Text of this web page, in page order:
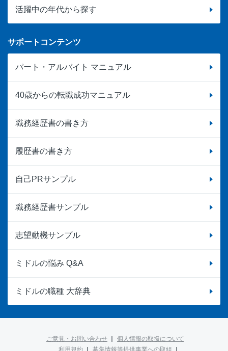
活躍中の年代から探す
サポートコンテンツ
パート・アルバイト マニュアル
40歳からの転職成功マニュアル
職務経歴書の書き方
履歴書の書き方
自己PRサンプル
職務経歴書サンプル
志望動機サンプル
ミドルの悩み Q&A
ミドルの職種 大辞典
ご意見・お問い合わせ
個人情報の取扱について
利用規約
募集情報等提供事業への取組